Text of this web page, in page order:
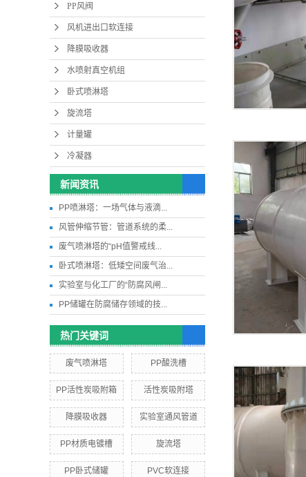
PP风阀
风机进出口软连接
降膜吸收器
水喷射真空机组
卧式喷淋塔
旋流塔
计量罐
冷凝器
新闻资讯
PP喷淋塔：一场气体与液滴...
风管伸缩节管：管道系统的柔...
废气喷淋塔的“pH值警戒线...
卧式喷淋塔：低矮空间废气治...
实验室与化工厂的“防腐风闸...
PP储罐在防腐储存领域的技...
热门关键词
废气喷淋塔 PP酸洗槽
PP活性炭吸附箱 活性炭吸附塔
降膜吸收器 实验室通风管道
PP材质电镀槽 旋流塔
PP卧式储罐 PVC软连接